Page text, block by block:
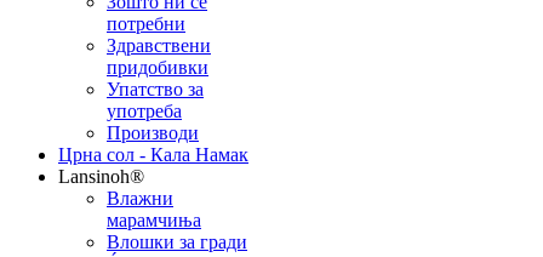
потребни
Здравствени
придобивки
Упатство за
употреба
Производи
Црна сол - Кала Намак
Lansinoh®
Влажни
марамчиња
Влошки за гради